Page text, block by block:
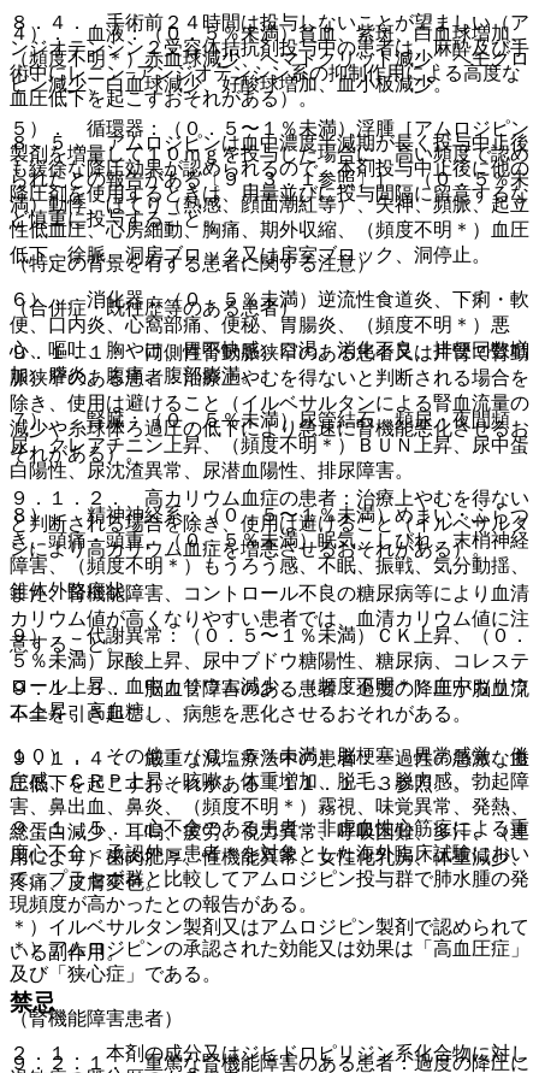
８．４． 手術前２４時間は投与しないことが望ましい（ア
ンジオテンシン２受容体拮抗剤投与中の患者は、麻酔及び手
術中にレニン−アンジオテンシン系の抑制作用による高度な
血圧低下を起こすおそれがある）。
８．５． アムロジピンは血中濃度半減期が長く投与中止後
も緩徐な降圧効果が認められるので、本剤投与中止後に他の
降圧剤を使用するときは、用量並びに投与間隔に留意するな
ど慎重に投与すること。
（特定の背景を有する患者に関する注意）
（合併症・既往歴等のある患者）
９．１．１． 両側性腎動脈狭窄のある患者又は片腎で腎動
脈狭窄のある患者：治療上やむを得ないと判断される場合を
除き、使用は避けること（イルベサルタンによる腎血流量の
減少や糸球体ろ過圧の低下により急速に腎機能悪化させるお
それがある）。
９．１．２． 高カリウム血症の患者：治療上やむを得ない
と判断される場合を除き、使用は避けること（イルベサルタ
ンにより高カリウム血症を増悪させるおそれがある）。
また、腎機能障害、コントロール不良の糖尿病等により血清
カリウム値が高くなりやすい患者では、血清カリウム値に注
意すること。
９．１．３． 脳血管障害のある患者：過度の降圧が脳血流
不全を引き起こし、病態を悪化させるおそれがある。
９．１．４． 厳重な減塩療法中の患者：一過性の急激な血
圧低下を起こすおそれがある〔１１．１．３参照〕。
９．１．５． 心不全のある患者：非虚血性心筋症による重
度心不全＜承認外＞患者＊を対象とした海外臨床試験におい
て、プラセボ群と比較してアムロジピン投与群で肺水腫の発
現頻度が高かったとの報告がある。
＊）アムロジピンの承認された効能又は効果は「高血圧症」
及び「狭心症」である。
（腎機能障害患者）
９．２．１． 重篤な腎機能障害のある患者：過度の降圧に
４）． 血液：（０．５％未満）貧血、紫斑、白血球増加、
（頻度不明＊）赤血球減少、ヘマトクリット減少、ヘモグロ
ビン減少、白血球減少、好酸球増加、血小板減少。
５）． 循環器：（０．５〜１％未満）浮腫［アムロジピン
製剤を増量して１０ｍｇを投与した場合に、高い頻度で認め
られたとの報告がある〔９．３．１参照〕］、（０．５％未
満）動悸、ほてり（熱感、顔面潮紅等）、失神、頻脈、起立
性低血圧、心房細動、胸痛、期外収縮、（頻度不明＊）血圧
低下、徐脈、洞房ブロック又は房室ブロック、洞停止。
６）． 消化器：（０．５％未満）逆流性食道炎、下痢・軟
便、口内炎、心窩部痛、便秘、胃腸炎、（頻度不明＊）悪
心、嘔吐、胸やけ、胃不快感、口渇、消化不良、排便回数増
加、膵炎、腹痛、腹部膨満。
７）． 腎臓：（０．５％未満）尿管結石、頻尿・夜間頻
尿、クレアチニン上昇、（頻度不明＊）ＢＵＮ上昇、尿中蛋
白陽性、尿沈渣異常、尿潜血陽性、排尿障害。
８）． 精神神経系：（０．５〜１％未満）めまい・ふらつ
き、頭痛・頭重、（０．５％未満）眠気、しびれ、末梢神経
障害、（頻度不明＊）もうろう感、不眠、振戦、気分動揺、
錐体外路症状。
９）． 代謝異常：（０．５〜１％未満）ＣＫ上昇、（０．
５％未満）尿酸上昇、尿中ブドウ糖陽性、糖尿病、コレステ
ロール上昇、血中カリウム減少、（頻度不明＊）血中カリウ
ム上昇、高血糖。
１０）． その他：（０．５％未満）脳梗塞、異常感覚、倦
怠感、ＣＲＰ上昇、咳嗽、体重増加、脱毛、脱力感、勃起障
害、鼻出血、鼻炎、（頻度不明＊）霧視、味覚異常、発熱、
総蛋白減少、耳鳴、疲労、視力異常、呼吸困難、多汗、（連
用により）歯肉肥厚、性機能異常、女性化乳房、体重減少、
疼痛、皮膚変色。
＊）イルベサルタン製剤又はアムロジピン製剤で認められて
いる副作用。
禁忌
２．１． 本剤の成分又はジヒドロピリジン系化合物に対し